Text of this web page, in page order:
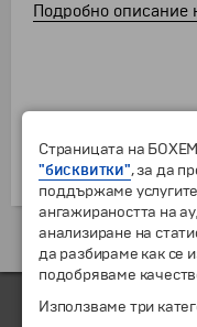
Подробно описание
Страницата на
"бисквитки", за да
поддържаме
ангажираността на
анализиране на
да разбираме как се
подобряваме
Използваме три